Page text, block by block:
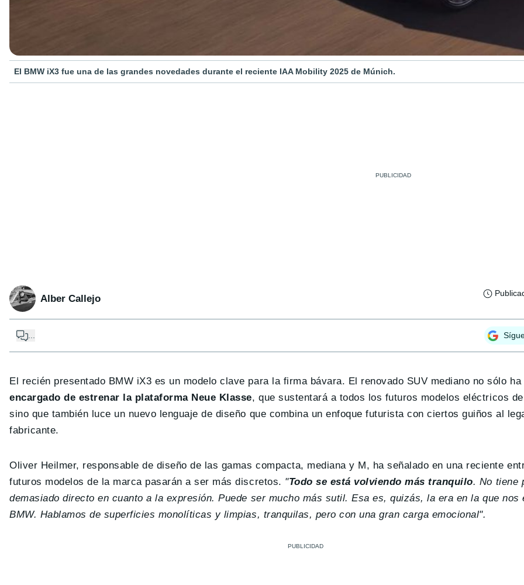
El BMW iX3 fue una de las grandes novedades durante el reciente IAA Mobility 2025 de Múnich.
Alber Callejo
...
El recién presentado BMW iX3 es un modelo clave para la firma bávara. El renovado SUV mediano no sólo ha
encargado de estrenar la plataforma Neue Klasse, que sustentará a todos los futuros modelos eléctricos
sino que también luce un nuevo lenguaje de diseño que combina un enfoque futurista con ciertos guiños al
fabricante.
Oliver Heilmer, responsable de diseño de las gamas compacta, mediana y M, ha señalado en una reciente
futuros modelos de la marca pasarán a ser más discretos. "Todo se está volviendo más tranquilo. No tiene
demasiado directo en cuanto a la expresión. Puede ser mucho más sutil. Esa es, quizás, la era en la que nos
BMW. Hablamos de superficies monolíticas y limpias, tranquilas, pero con una gran carga emocional".